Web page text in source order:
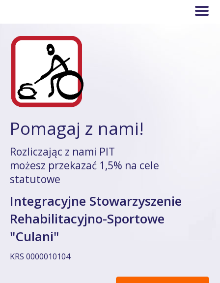
Pomagaj z nami!
Rozliczając z nami PIT
możesz przekazać 1,5% na cele
statutowe
Integracyjne Stowarzyszenie
Rehabilitacyjno-Sportowe
"Culani"
KRS 0000010104